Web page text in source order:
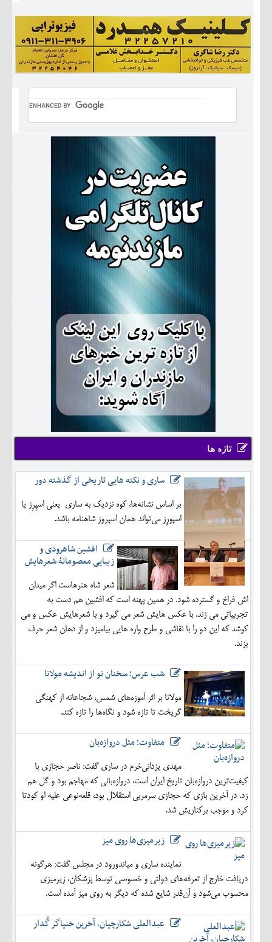
تازه ها
ساری و نکته هایی تاریخی از گذشته دور
بر اساس نشانه‌ها، کوه نزدیک به ساری یعنی اسپِرِز یا
اسپورِز می‌تواند همان اسپروز شاهنامه باشد.
افشین شاهرودی و
زیبایی معصومانۀ شعرهایش
شعر شاه هنرهاست اگر میدان
اش فراخ و گسترده شود. در همین پهنه است که افشین هم دست به
تجربیاتی می زند. با عکس هایش شعر می گیرد و با شعرهایش عکس و می
کوشد که این دو را با نقاشی و طرح واره هایی بیامیزد و از دهان شعر حرف
بزند.
شب عرس؛ سخنان نو از اندیشه مولانا
مولانا بر اثر آموزه‌های شمس، شجاعانه از کهنگی
گریخت تا تازه شود و نگاه‌ها را تازه کند.
متفاوت؛ مثل دروازه‌بان
مهدی یزدانی‌خرم در ساری گفت: ناصر حجازی با
کیفیت‌ترین دروازه‌بان تاریخ ایران است، دروازه‌بانی که مهاجم بود و گل هم
زد. در آخرین بازی که حجازی سرمربی استقلال بود، قلعه‌نوعی علیه او کودتا
کرد و موجب برکناریش شد.
زیرمیزی‌ها روی میز
نماینده ساری و میاندورود در مجلس گفت: هرگونه
دریافت خارج از تعرفه‌های دولتی و خصوصی توسط پزشکان، زیرمیزی
محسوب می‌شود و آن‌قدر شایع شده که دیگر به روی میز آمده است.
عبدالعلی شکارچیان، آخرین خنیاگر گُدار